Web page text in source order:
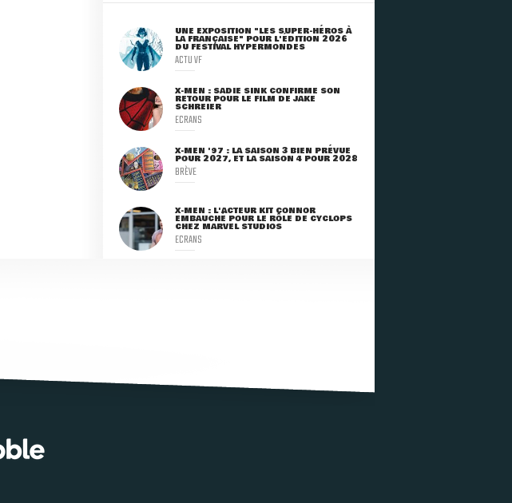
UNE EXPOSITION "LES SUPER-HÉROS À
LA FRANÇAISE" POUR L'ÉDITION 2026
DU FESTIVAL HYPERMONDES
ACTU VF
X-MEN : SADIE SINK CONFIRME SON
RETOUR POUR LE FILM DE JAKE
SCHREIER
ECRANS
X-MEN '97 : LA SAISON 3 BIEN PRÉVUE
POUR 2027, ET LA SAISON 4 POUR 2028
BRÈVE
X-MEN : L'ACTEUR KIT CONNOR
EMBAUCHÉ POUR LE RÔLE DE CYCLOPS
CHEZ MARVEL STUDIOS
ECRANS